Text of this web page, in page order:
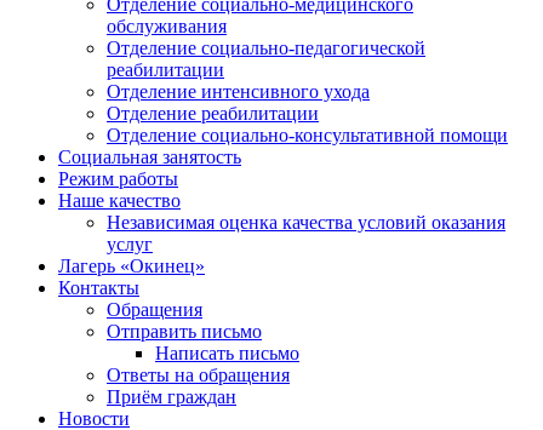
обслуживания
Отделение социально-педагогической
реабилитации
Отделение интенсивного ухода
Отделение реабилитации
Отделение социально-консультативной помощи
Социальная занятость
Режим работы
Наше качество
Независимая оценка качества условий оказания
услуг
Лагерь «Окинец»
Контакты
Обращения
Отправить письмо
Написать письмо
Ответы на обращения
Приём граждан
Новости